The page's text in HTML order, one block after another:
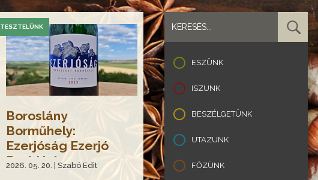
TESZTELÜNK
Boroslány
Borműhely:
Ezerjóság Ezerjó
Brut Nature 2023
2026. 05. 20. | Szabó Edit
ESZÜNK
ISZUNK
BESZÉLGETÜNK
UTAZUNK
FŐZÜNK